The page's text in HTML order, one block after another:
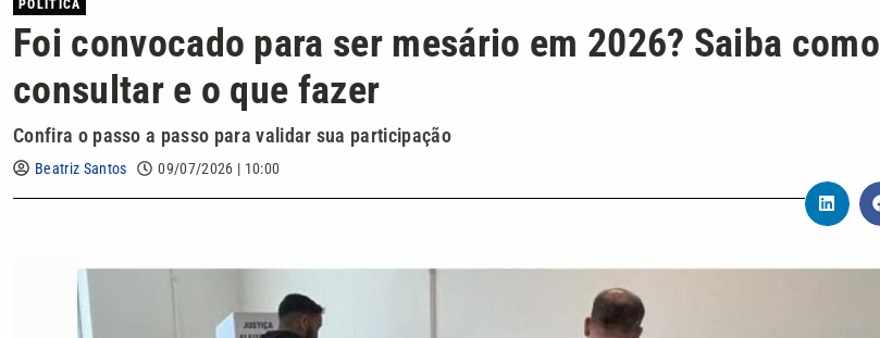
POLÍTICA
Foi convocado para ser mesário em 2026? Saiba como
consultar e o que fazer
Confira o passo a passo para validar sua participação
Beatriz Santos 09/07/2026 | 10:00